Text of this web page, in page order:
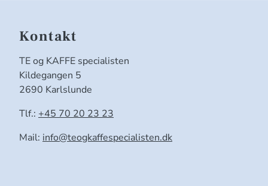
Kontakt
TE og KAFFE specialisten
Kildegangen 5
2690 Karlslunde
Tlf.: +45 70 20 23 23
Mail: info@teogkaffespecialisten.dk